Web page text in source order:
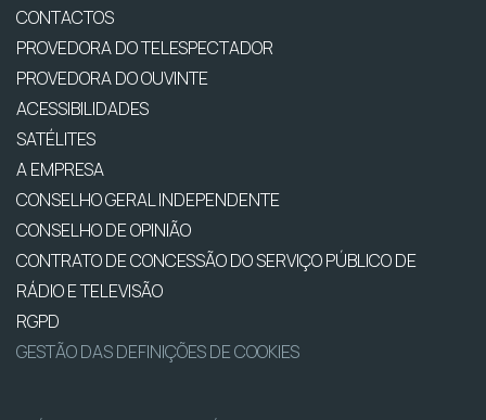
CONTACTOS
PROVEDORA DO TELESPECTADOR
PROVEDORA DO OUVINTE
ACESSIBILIDADES
SATÉLITES
A EMPRESA
CONSELHO GERAL INDEPENDENTE
CONSELHO DE OPINIÃO
CONTRATO DE CONCESSÃO DO SERVIÇO PÚBLICO DE
RÁDIO E TELEVISÃO
RGPD
GESTÃO DAS DEFINIÇÕES DE COOKIES